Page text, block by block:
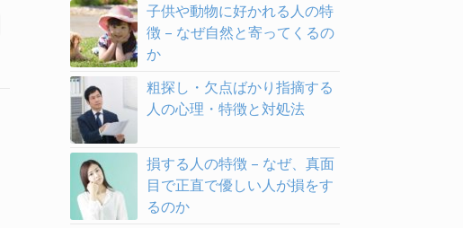
子供や動物に好かれる人の特
徴 – なぜ自然と寄ってくるの
か
粗探し・欠点ばかり指摘する
人の心理・特徴と対処法
損する人の特徴 – なぜ、真面
目で正直で優しい人が損をす
るのか